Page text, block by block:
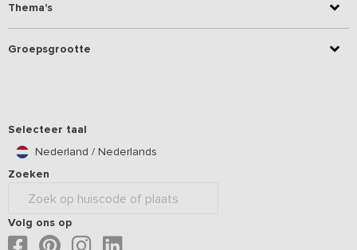
Thema's
Groepsgrootte
Selecteer taal
Nederland / Nederlands
Zoeken
Volg ons op